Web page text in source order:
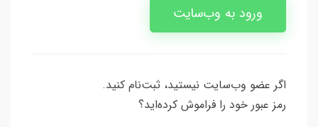
ورود به وب‌سایت
اگر عضو وب‌سایت نیستید، ثبت‌نام کنید.
رمز عبور خود را فراموش کرده‌اید؟